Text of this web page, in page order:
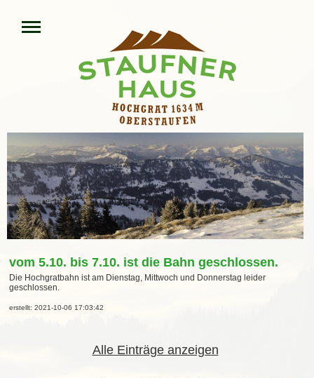
vom 5.10. bis 7.10. ist die Bahn geschlossen.
Die Hochgratbahn ist am Dienstag, Mittwoch und Donnerstag leider
geschlossen.
erstellt: 2021-10-06 17:03:42
Alle Einträge anzeigen